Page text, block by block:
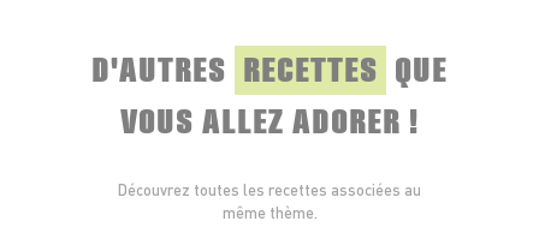
D'AUTRES RECETTES QUE
VOUS ALLEZ ADORER !
Découvrez toutes les recettes associées au
même thème.